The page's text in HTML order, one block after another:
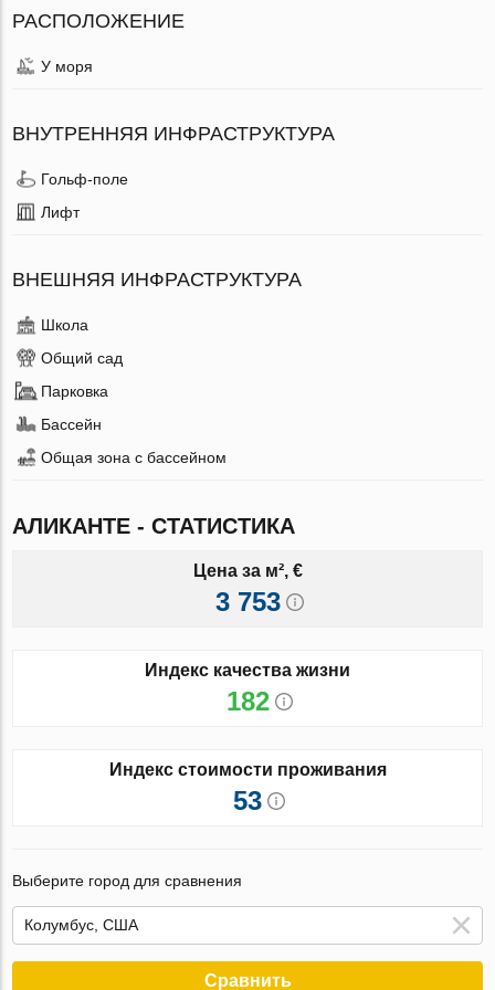
РАСПОЛОЖЕНИЕ
У моря
ВНУТРЕННЯЯ ИНФРАСТРУКТУРА
Гольф-поле
Лифт
ВНЕШНЯЯ ИНФРАСТРУКТУРА
Школа
Общий сад
Парковка
Бассейн
Общая зона с бассейном
АЛИКАНТЕ - СТАТИСТИКА
Цена за м², €
3 753
Индекс качества жизни
182
Индекс стоимости проживания
53
Выберите город для сравнения
Сравнить